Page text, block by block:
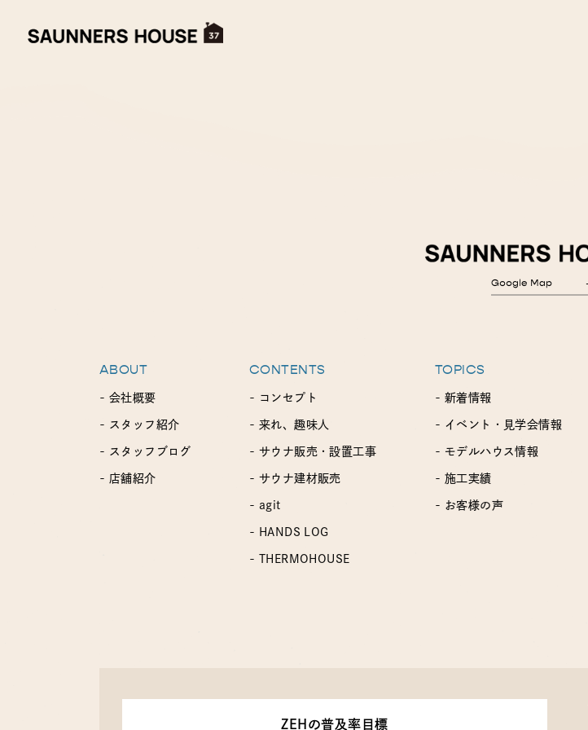
ABOUT
- 会社概要
- スタッフ紹介
- スタッフブログ
- 店舗紹介
CONTENTS
- コンセプト
- 来れ、趣味人
- サウナ販売・設置工事
- サウナ建材販売
- agit
- HANDS LOG
- THERMOHOUSE
TOPICS
- 新着情報
- イベント・見学会情報
- モデルハウス情報
- 施工実績
- お客様の声
ZEHの普及率目標